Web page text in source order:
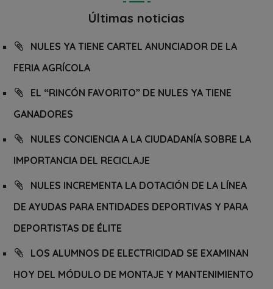
Últimas noticias
NULES YA TIENE CARTEL ANUNCIADOR DE LA
FERIA AGRÍCOLA
EL “RINCÓN FAVORITO” DE NULES YA TIENE
GANADORES
NULES CONCIENCIA A LA CIUDADANÍA SOBRE LA
IMPORTANCIA DEL RECICLAJE
NULES INCREMENTA LA DOTACIÓN DE LA LÍNEA
DE AYUDAS PARA ENTIDADES DEPORTIVAS Y PARA
DEPORTISTAS DE ÉLITE
LOS ALUMNOS DE ELECTRICIDAD SE EXAMINAN
HOY DEL MÓDULO DE MONTAJE Y MANTENIMIENTO